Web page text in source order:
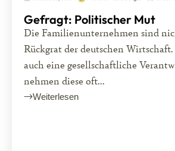
Gefragt: Politischer Mut
Die Familienunternehmen sind
Rückgrat der deutschen
auch eine gesellschaftliche
nehmen diese oft...
Weiterlesen